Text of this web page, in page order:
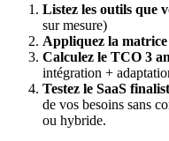
Listez les outils que
sur mesure)
Appliquez la
Calculez le TCO 3
intégration +
Testez le SaaS
de vos besoins sans
ou hybride.